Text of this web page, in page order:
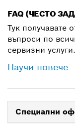
FAQ (ЧЕСТО
Тук получавате
въпроси по
сервизни услуги.
Научи повече
Специални